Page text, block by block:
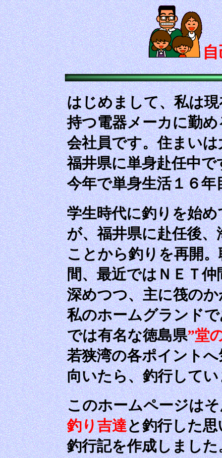
はじめまして、私は
持つ電器メーカに勤
会社員です。住まい
福井県に単身赴任中で
今年で単身生活１６
学生時代に釣りを始
が、福井県に赴任後、
ことから釣りを再開
間、最近ではＮＥＴ仲
深めつつ、主に筏の
私のホームグランド
では有名な徳島県”堂
若狭湾の各ポイントへ
向いたら、釣行して
このホームページは
釣り吉達と釣行した思
釣行記を作成しまし